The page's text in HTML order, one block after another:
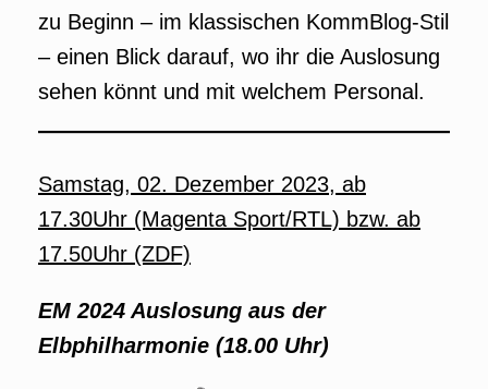
zu Beginn – im klassischen KommBlog-Stil
– einen Blick darauf, wo ihr die Auslosung
sehen könnt und mit welchem Personal.
Samstag, 02. Dezember 2023, ab
17.30Uhr (Magenta Sport/RTL) bzw. ab
17.50Uhr (ZDF)
EM 2024 Auslosung aus der
Elbphilharmonie (18.00 Uhr)